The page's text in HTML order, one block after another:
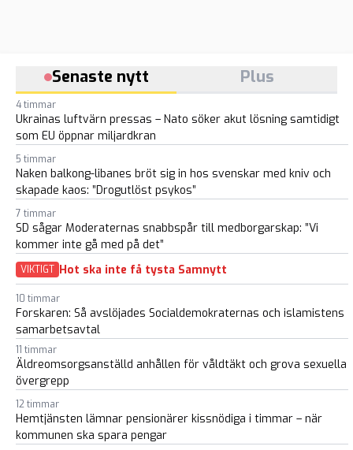
Senaste nytt Plus
4 timmar
Ukrainas luftvärn pressas – Nato söker akut lösning samtidigt
som EU öppnar miljardkran
5 timmar
Naken balkong-libanes bröt sig in hos svenskar med kniv och
skapade kaos: ”Drogutlöst psykos”
7 timmar
SD sågar Moderaternas snabbspår till medborgarskap: ”Vi
kommer inte gå med på det”
VIKTIGT Hot ska inte få tysta Samnytt
10 timmar
Forskaren: Så avslöjades Socialdemokraternas och islamistens
samarbetsavtal
11 timmar
Äldreomsorgsanställd anhållen för våldtäkt och grova sexuella
övergrepp
12 timmar
Hemtjänsten lämnar pensionärer kissnödiga i timmar – när
kommunen ska spara pengar